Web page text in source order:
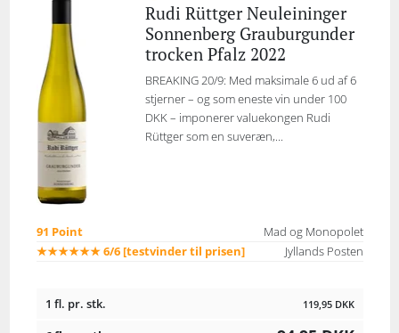
Rudi Rüttger Neuleininger
Sonnenberg Grauburgunder
trocken Pfalz 2022
BREAKING 20/9: Med maksimale 6 ud af 6
stjerner – og som eneste vin under 100
DKK – imponerer valuekongen Rudi
Rüttger som en suveræn,...
91 Point
Mad og Monopolet
★★★★★★ 6/6 [testvinder til prisen]
Jyllands Posten
1 fl. pr. stk. 119,95 DKK